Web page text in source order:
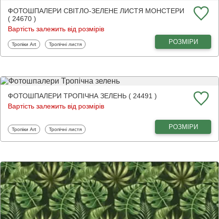
ФОТОШПАЛЕРИ СВІТЛО-ЗЕЛЕНЕ ЛИСТЯ МОНСТЕРИ
( 24670 )
Вартість залежить від розмірів
Фотошпалери
Тропіки Art Фотошпалери
Тропічні листя РОЗМІРИ
ФОТОШПАЛЕРИ ТРОПІЧНА ЗЕЛЕНЬ ( 24491 )
Вартість залежить від розмірів
Фотошпалери
Тропіки Art Фотошпалери
Тропічні листя РОЗМІРИ